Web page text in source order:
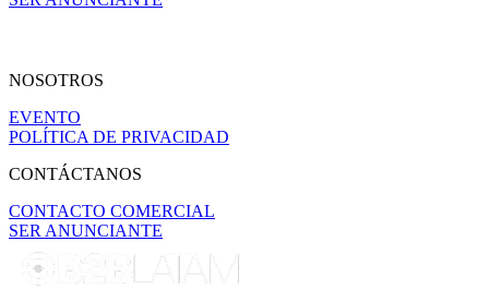
NOSOTROS
EVENTO
POLÍTICA DE PRIVACIDAD
CONTÁCTANOS
CONTACTO COMERCIAL
SER ANUNCIANTE